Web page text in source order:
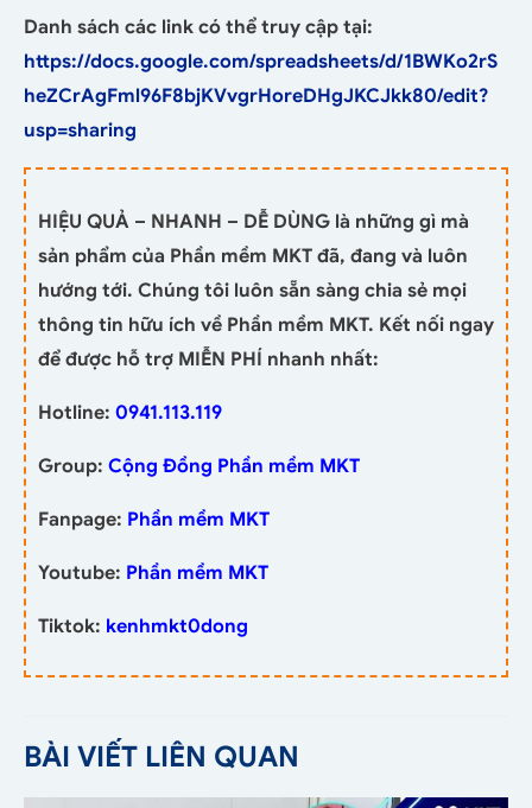
Danh sách các link có thể truy cập tại:
https://docs.google.com/spreadsheets/d/1BWKo2rS
heZCrAgFml96F8bjKVvgrHoreDHgJKCJkk80/edit?
usp=sharing
HIỆU QUẢ – NHANH – DỄ DÙNG là những gì mà
sản phẩm của Phần mềm MKT đã, đang và luôn
hướng tới. Chúng tôi luôn sẵn sàng chia sẻ mọi
thông tin hữu ích về Phần mềm MKT. Kết nối ngay
để được hỗ trợ MIỄN PHÍ nhanh nhất:
Hotline: 0941.113.119
Group: Cộng Đồng Phần mềm MKT
Fanpage: Phần mềm MKT
Youtube: Phần mềm MKT
Tiktok: kenhmkt0dong
BÀI VIẾT LIÊN QUAN